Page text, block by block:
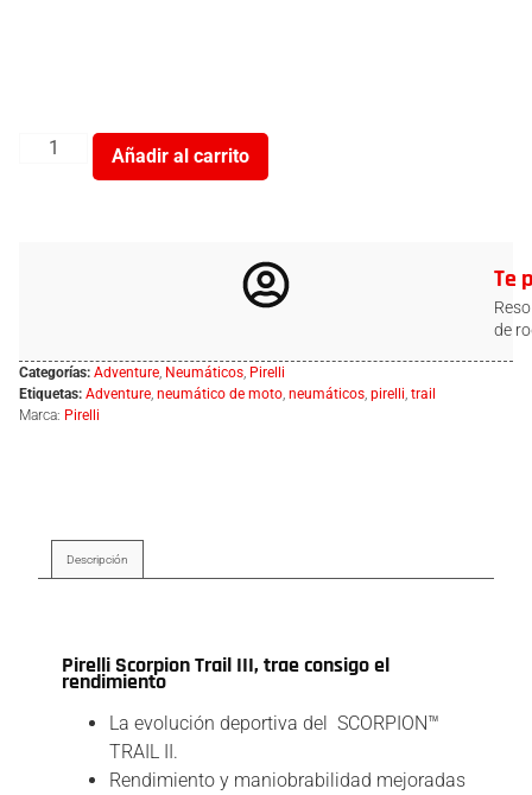
Añadir al carrito
Te
de
Categorías: Adventure, Neumáticos, Pirelli
Etiquetas: Adventure, neumático de moto, neumáticos, pirelli, trail
Marca: Pirelli
Descripción
Pirelli Scorpion Trail III, trae consigo el
rendimiento
La evolución deportiva del SCORPION™
TRAIL II.
Rendimiento y maniobrabilidad mejoradas